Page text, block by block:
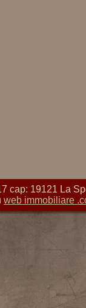
cap: 19121 La
web immobiliare